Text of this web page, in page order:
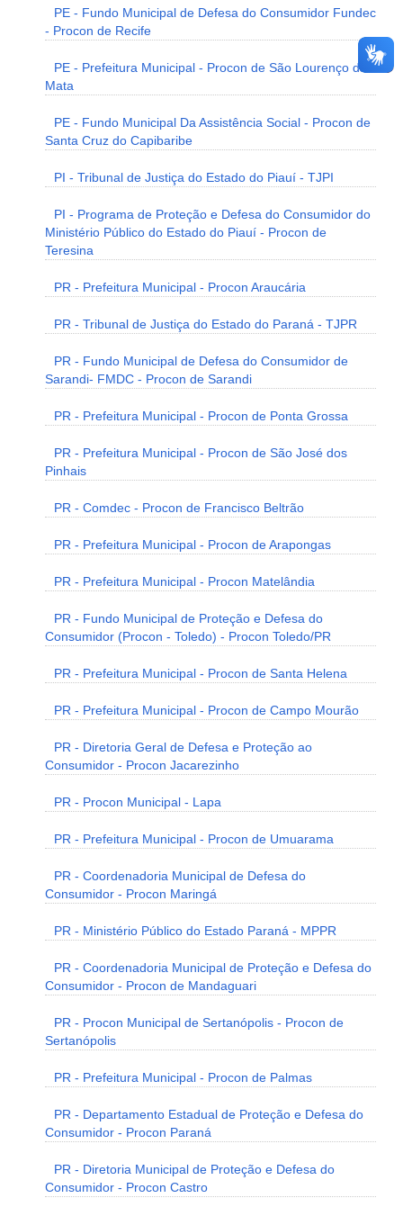
PE - Fundo Municipal de Defesa do Consumidor Fundec
- Procon de Recife
PE - Prefeitura Municipal - Procon de São Lourenço da
Mata
PE - Fundo Municipal Da Assistência Social - Procon de
Santa Cruz do Capibaribe
PI - Tribunal de Justiça do Estado do Piauí - TJPI
PI - Programa de Proteção e Defesa do Consumidor do
Ministério Público do Estado do Piauí - Procon de
Teresina
PR - Prefeitura Municipal - Procon Araucária
PR - Tribunal de Justiça do Estado do Paraná - TJPR
PR - Fundo Municipal de Defesa do Consumidor de
Sarandi- FMDC - Procon de Sarandi
PR - Prefeitura Municipal - Procon de Ponta Grossa
PR - Prefeitura Municipal - Procon de São José dos
Pinhais
PR - Comdec - Procon de Francisco Beltrão
PR - Prefeitura Municipal - Procon de Arapongas
PR - Prefeitura Municipal - Procon Matelândia
PR - Fundo Municipal de Proteção e Defesa do
Consumidor (Procon - Toledo) - Procon Toledo/PR
PR - Prefeitura Municipal - Procon de Santa Helena
PR - Prefeitura Municipal - Procon de Campo Mourão
PR - Diretoria Geral de Defesa e Proteção ao
Consumidor - Procon Jacarezinho
PR - Procon Municipal - Lapa
PR - Prefeitura Municipal - Procon de Umuarama
PR - Coordenadoria Municipal de Defesa do
Consumidor - Procon Maringá
PR - Ministério Público do Estado Paraná - MPPR
PR - Coordenadoria Municipal de Proteção e Defesa do
Consumidor - Procon de Mandaguari
PR - Procon Municipal de Sertanópolis - Procon de
Sertanópolis
PR - Prefeitura Municipal - Procon de Palmas
PR - Departamento Estadual de Proteção e Defesa do
Consumidor - Procon Paraná
PR - Diretoria Municipal de Proteção e Defesa do
Consumidor - Procon Castro